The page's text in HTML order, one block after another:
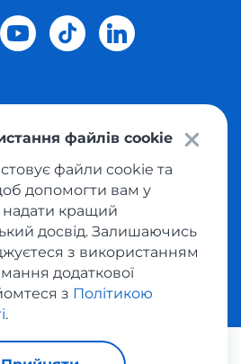
Україну.Всі права захищені
конфіденційності
оферта
сервісом викупу товарів
файлів cookie
файли cookie та
допомогти вам у
надати кращий
досвід. Залишаючись
з використанням
додаткової
з Політикою
.